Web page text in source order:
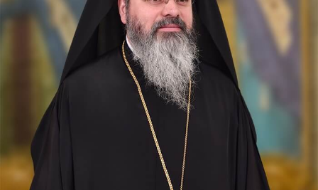
Sfântul Ierarh Emilian,
mărturisitorul lui Hristos, a
trăit pe vremea împărăției lui
Leon Armeanul, luptătorul
împotriva icoanelor, și fiind el
episcop al Cizicului, de...
Sfântul Ierarh Miron,
Episcopul Cretei
Pentru o viață îmbunătățită ca
aceasta a fost pus preot al
sfintei biserici a lui Dumnezeu